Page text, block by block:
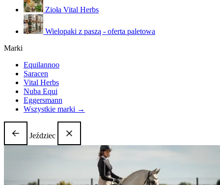
Zioła Vital Herbs
Wielopaki z paszą - oferta paletowa
Marki
Equilannoo
Saracen
Vital Herbs
Nuba Equi
Eggersmann
Wszystkie marki →
Jeździec